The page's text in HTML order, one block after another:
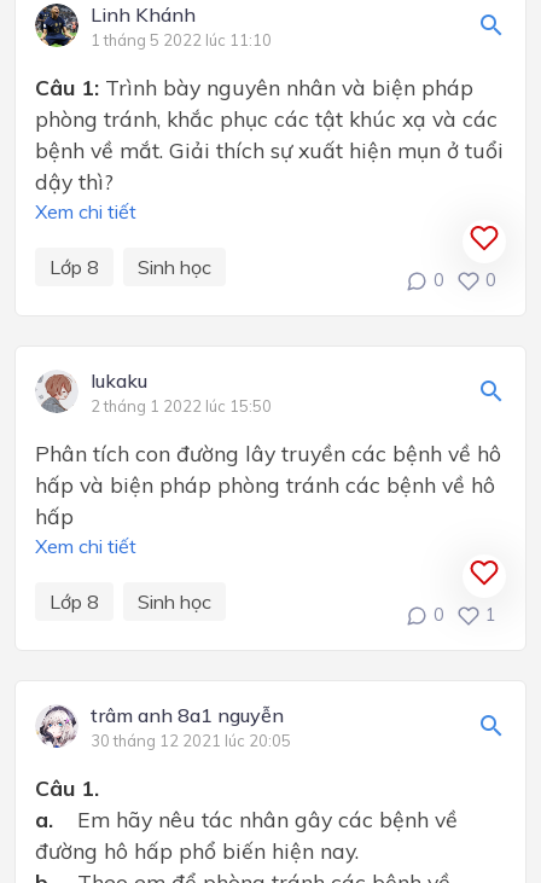
Linh Khánh
1 tháng 5 2022 lúc 11:10
Câu 1: Trình bày nguyên nhân và biện pháp
phòng tránh, khắc phục các tật khúc xạ và các
bệnh về mắt. Giải thích sự xuất hiện mụn ở tuổi
dậy thì?
Xem chi tiết
Lớp 8 Sinh học
0 0
lukaku
2 tháng 1 2022 lúc 15:50
Phân tích con đường lây truyền các bệnh về hô
hấp và biện pháp phòng tránh các bệnh về hô
hấp
Xem chi tiết
Lớp 8 Sinh học
0 1
trâm anh 8a1 nguyễn
30 tháng 12 2021 lúc 20:05
Câu 1.
a. Em hãy nêu tác nhân gây các bệnh về
đường hô hấp phổ biến hiện nay.